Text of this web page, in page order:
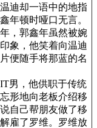
迪却一语中的地指
年顿时哑口无言。
，郭鑫年虽然被婉
象，他笑着向温迪
便随手将那蓝的名
男，他供职于传统
形地向老板介绍移
自己帮朋友做了移
雇了罗维。罗维放